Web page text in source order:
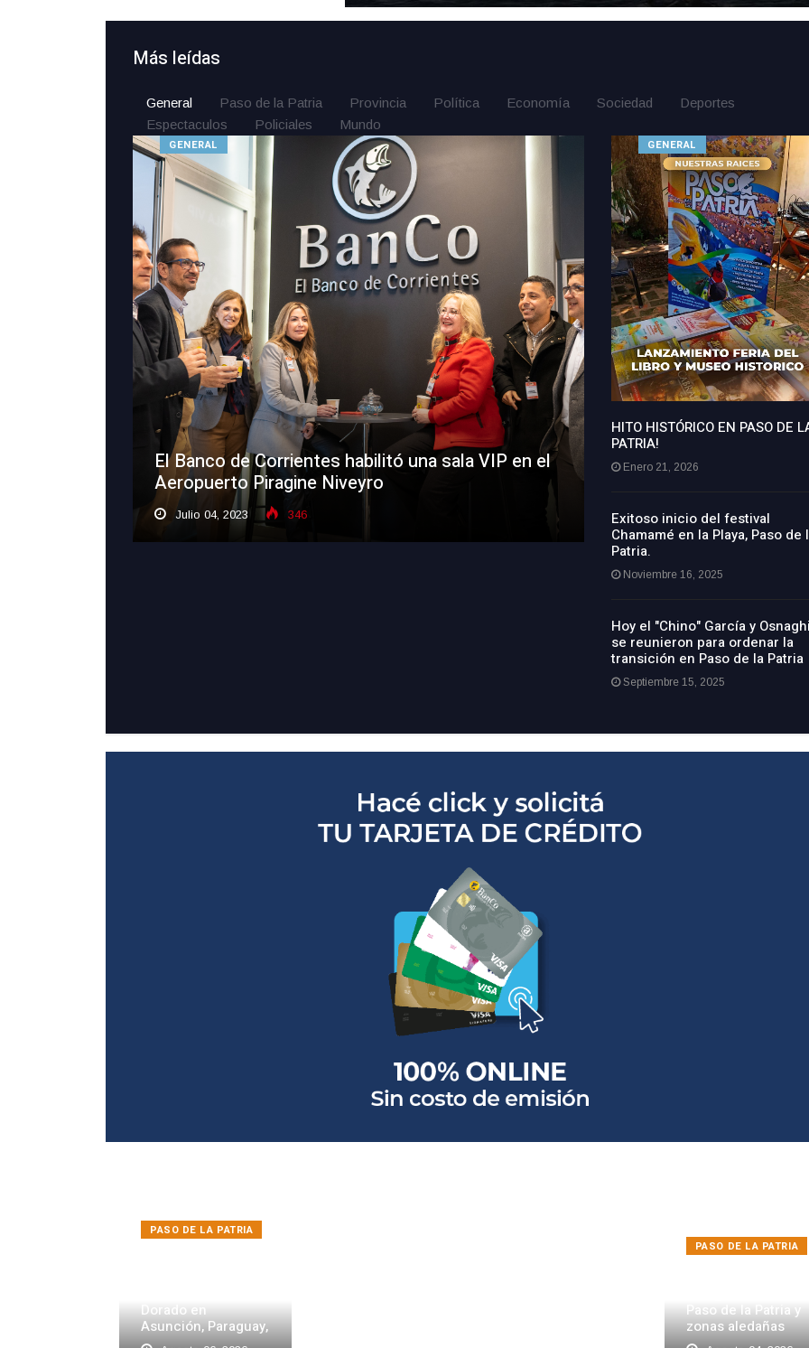
Más leídas
General Paso de la Patria Provincia Política Economía Sociedad
Deportes
Espectaculos
Policiales
Mundo
GENERAL
El Banco de Corrientes habilitó una sala VIP en el
Aeropuerto Piragine Niveyro
Julio 04, 2023 346
GENERAL
HITO HISTÓRICO EN PASO DE
PATRIA!
Enero 21, 2026
Exitoso inicio del festival
Chamamé en la Playa, Paso de
Patria.
Noviembre 16, 2025
Hoy el "Chino" García y
se reunieron para ordenar la
transición en Paso de la Patria
Septiembre 15, 2025
PASO DE LA PATRIA
Dorado en
Asunción, Paraguay,
PASO DE LA PATRIA
Paso de la Patria y
zonas aledañas